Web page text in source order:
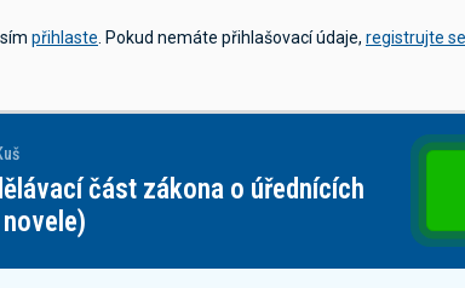
přihlaste . Pokud nemáte přihlašovací údaje, registrujte se
část zákona o úřednících
se